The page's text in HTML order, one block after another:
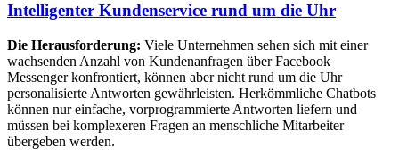
Intelligenter Kundenservice rund um die Uhr
Die Herausforderung: Viele Unternehmen sehen sich mit einer
wachsenden Anzahl von Kundenanfragen über Facebook
Messenger konfrontiert, können aber nicht rund um die Uhr
personalisierte Antworten gewährleisten. Herkömmliche Chatbots
können nur einfache, vorprogrammierte Antworten liefern und
müssen bei komplexeren Fragen an menschliche Mitarbeiter
übergeben werden.